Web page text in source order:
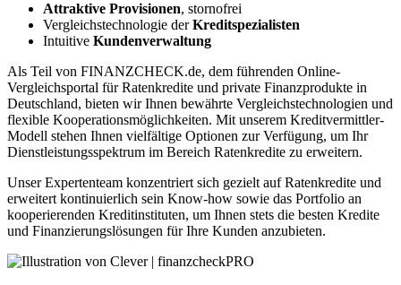
Attraktive Provisionen, stornofrei
Vergleichstechnologie derKreditspezialisten
Intuitive Kundenverwaltung
Als Teil von FINANZCHECK.de, dem führenden Online-
Vergleichsportal für Ratenkredite und private Finanzprodukte in
Deutschland, bieten wir Ihnen bewährte Vergleichstechnologien und
flexible Kooperationsmöglichkeiten. Mit unserem Kreditvermittler-
Modell stehen Ihnen vielfältige Optionen zur Verfügung, um Ihr
Dienstleistungsspektrum im Bereich Ratenkredite zu erweitern.
Unser Expertenteam konzentriert sich gezielt auf Ratenkredite und
erweitert kontinuierlich sein Know-how sowie das Portfolio an
kooperierenden Kreditinstituten, um Ihnen stets die besten Kredite
und Finanzierungslösungen für Ihre Kunden anzubieten.